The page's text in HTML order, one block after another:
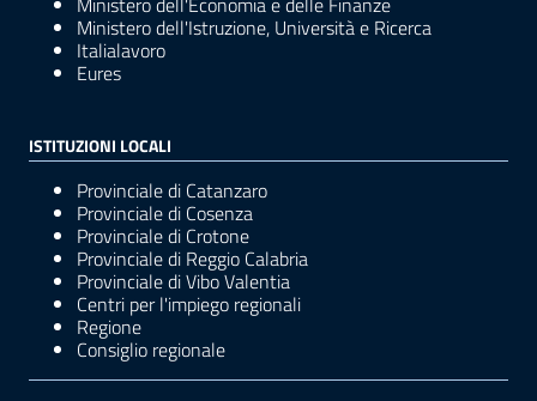
Ministero dell'Istruzione, Università e Ricerca
Italialavoro
Eures
ISTITUZIONI LOCALI
Provinciale di Catanzaro
Provinciale di Cosenza
Provinciale di Crotone
Provinciale di Reggio Calabria
Provinciale di Vibo Valentia
Centri per l'impiego regionali
Regione
Consiglio regionale